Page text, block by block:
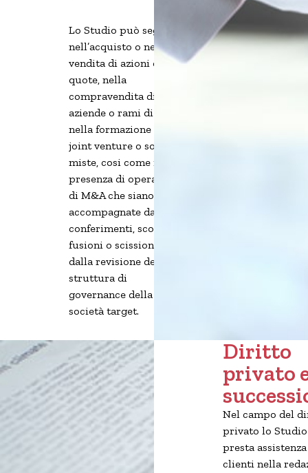
Lo Studio può seguirvi
nell’acquisto o nella
vendita di azioni o
quote, nella
compravendita di
aziende o rami di esse,
nella formazione di
joint venture o società
miste, cosi come in
presenza di operazioni
di M&A che siano
accompagnate da
conferimenti, scorpori,
fusioni o scissioni e/o
dalla revisione della
struttura di
governance della
società target.
Diritto
privato
Nel campo del
privato lo Studio
presta
clienti nella